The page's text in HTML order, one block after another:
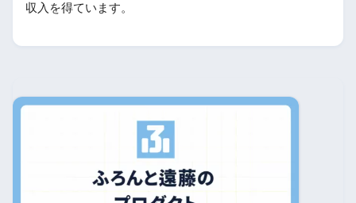
収入を得ています。